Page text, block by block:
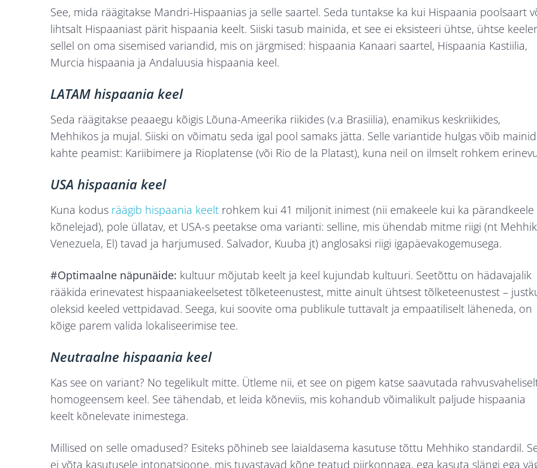
See, mida räägitakse Mandri-Hispaanias ja selle saartel. Seda tuntakse ka kui Hispaania poolsaart
lihtsalt Hispaaniast pärit hispaania keelt. Siiski tasub mainida, et see ei eksisteeri ühtse, ühtse
sellel on oma sisemised variandid, mis on järgmised: hispaania Kanaari saartel, Hispaania Kastiilia,
Murcia hispaania ja Andaluusia hispaania keel.
LATAM hispaania keel
Seda räägitakse peaaegu kõigis Lõuna-Ameerika riikides (v.a Brasiilia), enamikus keskriikides,
Mehhikos ja mujal. Siiski on võimatu seda igal pool samaks jätta. Selle variantide hulgas võib
kahte peamist: Kariibimere ja Rioplatense (või Rio de la Platast), kuna neil on ilmselt rohkem
USA hispaania keel
Kuna kodus räägib hispaania keelt rohkem kui 41 miljonit inimest (nii emakeele kui ka pärandkeele
kõnelejad), pole üllatav, et USA-s peetakse oma varianti: selline, mis ühendab mitme riigi (nt
Venezuela, El) tavad ja harjumused. Salvador, Kuuba jt) anglosaksi riigi igapäevakogemusega.
#Optimaalne näpunäide: kultuur mõjutab keelt ja keel kujundab kultuuri. Seetõttu on hädavajalik
rääkida erinevatest hispaaniakeelsetest tõlketeenustest, mitte ainult ühtsest tõlketeenustest –
oleksid keeled vettpidavad. Seega, kui soovite oma publikule tuttavalt ja empaatiliselt läheneda, on
kõige parem valida lokaliseerimise tee.
Neutraalne hispaania keel
Kas see on variant? No tegelikult mitte. Ütleme nii, et see on pigem katse saavutada
homogeensem keel. See tähendab, et leida kõneviis, mis kohandub võimalikult paljude hispaania
keelt kõnelevate inimestega.
Millised on selle omadused? Esiteks põhineb see laialdasema kasutuse tõttu Mehhiko standardil.
ei võta kasutusele intonatsioone, mis tuvastavad kõne teatud piirkonnaga, ega kasuta slängi ega